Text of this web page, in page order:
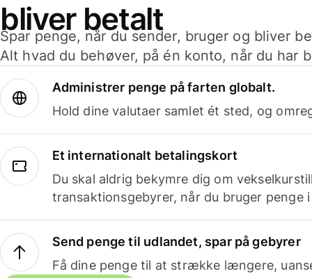
bliver betalt
Spar penge, når du sender, bruger og bliver
Alt hvad du behøver, på én konto, når du har
Administrer penge på farten globalt.
Hold dine valutaer samlet ét sted, og
Et internationalt betalingskort
Du skal aldrig bekymre dig om
transaktionsgebyrer, når du bruger penge
Send penge til udlandet, spar på gebyrer
Få dine penge til at strække længere,